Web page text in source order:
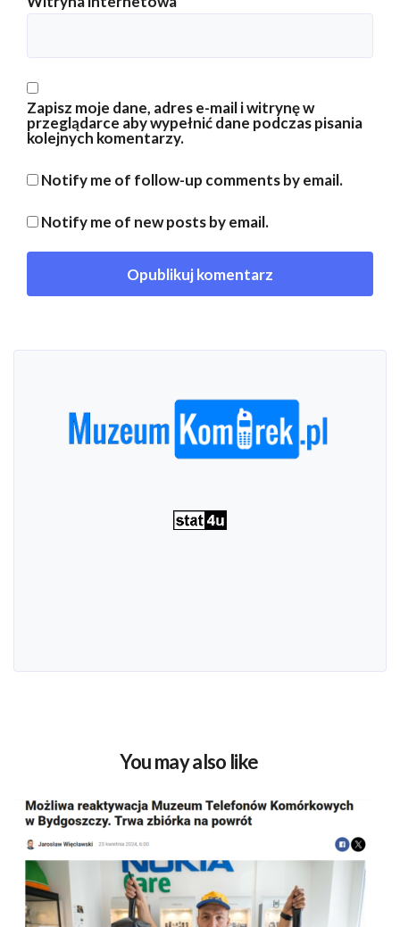
Zapisz moje dane, adres e-mail i witrynę w
przeglądarce aby wypełnić dane podczas pisania
kolejnych komentarzy.
Notify me of follow-up comments by email.
Notify me of new posts by email.
You may also like